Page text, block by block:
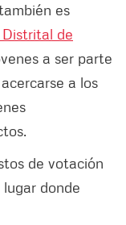
es
de
a ser parte
a los
de votación
donde